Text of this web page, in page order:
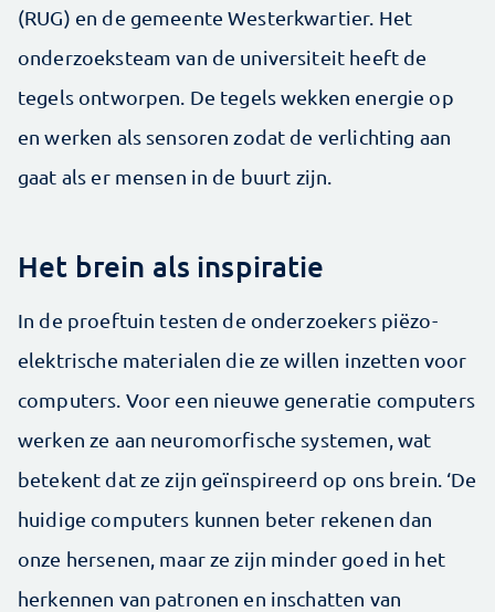
(RUG) en de gemeente Westerkwartier. Het
onderzoeksteam van de universiteit heeft de
tegels ontworpen. De tegels wekken energie op
en werken als sensoren zodat de verlichting aan
gaat als er mensen in de buurt zijn.
Het brein als inspiratie
In de proeftuin testen de onderzoekers piëzo-
elektrische materialen die ze willen inzetten voor
computers. Voor een nieuwe generatie computers
werken ze aan neuromorfische systemen, wat
betekent dat ze zijn geïnspireerd op ons brein. ‘De
huidige computers kunnen beter rekenen dan
onze hersenen, maar ze zijn minder goed in het
herkennen van patronen en inschatten van